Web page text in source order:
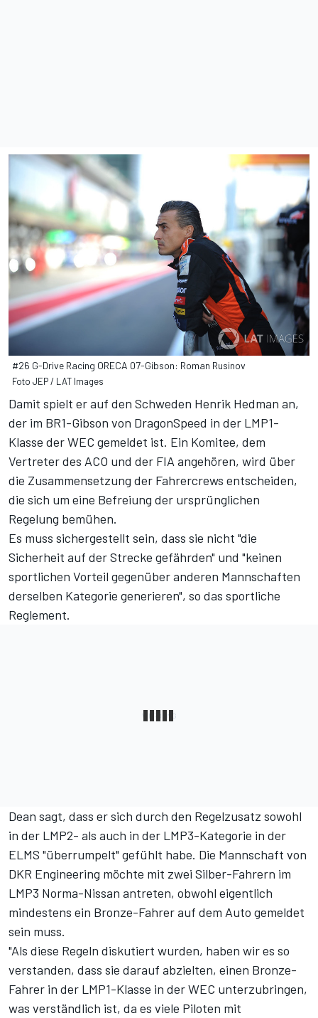
#26 G-Drive Racing ORECA 07-Gibson: Roman Rusinov
Foto JEP / LAT Images
Damit spielt er auf den Schweden Henrik Hedman an,
der im BR1-Gibson von DragonSpeed in der LMP1-
Klasse der WEC gemeldet ist. Ein Komitee, dem
Vertreter des ACO und der FIA angehören, wird über
die Zusammensetzung der Fahrercrews entscheiden,
die sich um eine Befreiung der ursprünglichen
Regelung bemühen.
Es muss sichergestellt sein, dass sie nicht "die
Sicherheit auf der Strecke gefährden" und "keinen
sportlichen Vorteil gegenüber anderen Mannschaften
derselben Kategorie generieren", so das sportliche
Reglement.
Dean sagt, dass er sich durch den Regelzusatz sowohl
in der LMP2- als auch in der LMP3-Kategorie in der
ELMS "überrumpelt" gefühlt habe. Die Mannschaft von
DKR Engineering möchte mit zwei Silber-Fahrern im
LMP3 Norma-Nissan antreten, obwohl eigentlich
mindestens ein Bronze-Fahrer auf dem Auto gemeldet
sein muss.
"Als diese Regeln diskutiert wurden, haben wir es so
verstanden, dass sie darauf abzielten, einen Bronze-
Fahrer in der LMP1-Klasse in der WEC unterzubringen,
was verständlich ist, da es viele Piloten mit